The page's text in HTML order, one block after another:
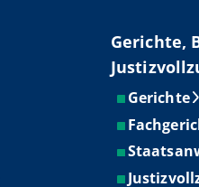
Gerichte,
Gerichte